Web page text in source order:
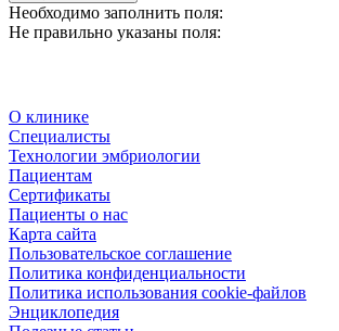
Необходимо заполнить поля:
Не правильно указаны поля:
О клинике
Специалисты
Технологии эмбриологии
Пациентам
Сертификаты
Пациенты о нас
Карта сайта
Пользовательское соглашение
Политика конфиденциальности
Политика использования cookie-файлов
Энциклопедия